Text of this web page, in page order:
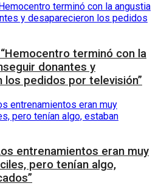
terminó con la
donantes y
los pedidos por televisión”
entrenamientos eran muy
pero tenían algo,